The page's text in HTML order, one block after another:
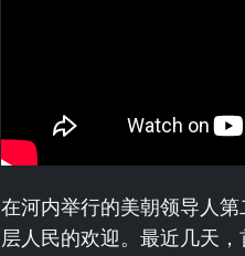
在河内举行的美朝领导人
层人民的欢迎。最近几天